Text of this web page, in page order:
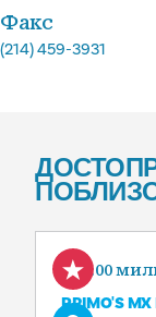
Факс
(214) 459-3931
0.00
PRIMO'S MX